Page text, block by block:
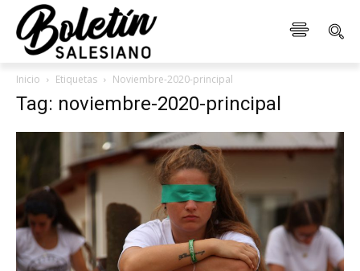
Inicio Etiquetas Noviembre-2020-principal
Tag: noviembre-2020-principal